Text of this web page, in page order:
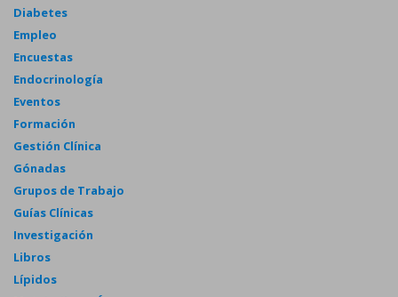
Diabetes
Empleo
Encuestas
Endocrinología
Eventos
Formación
Gestión Clínica
Gónadas
Grupos de Trabajo
Guías Clínicas
Investigación
Libros
Lípidos